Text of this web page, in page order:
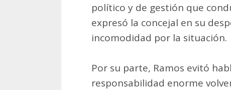
político y de gestión que
expresó la concejal en su
incomodidad por la situación.
Por su parte, Ramos evitó
responsabilidad enorme